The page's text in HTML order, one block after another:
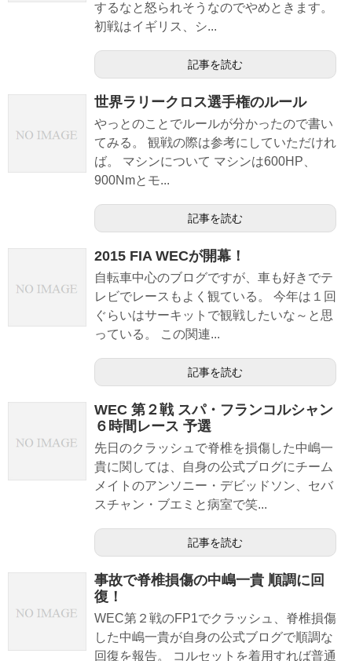
するなと怒られそうなのでやめときます。
初戦はイギリス、シ...
記事を読む
世界ラリークロス選手権のルール
やっとのことでルールが分かったので書い
てみる。 観戦の際は参考にしていただけれ
ば。 マシンについて マシンは600HP、
900Nmとモ...
記事を読む
2015 FIA WECが開幕！
自転車中心のブログですが、車も好きでテ
レビでレースもよく観ている。 今年は１回
ぐらいはサーキットで観戦したいな～と思
っている。 この関連...
記事を読む
WEC 第２戦 スパ・フランコルシャン
６時間レース 予選
先日のクラッシュで脊椎を損傷した中嶋一
貴に関しては、自身の公式ブログにチーム
メイトのアンソニー・デビッドソン、セバ
スチャン・ブエミと病室で笑...
記事を読む
事故で脊椎損傷の中嶋一貴 順調に回
復！
WEC第２戦のFP1でクラッシュ、脊椎損傷
した中嶋一貴が自身の公式ブログで順調な
回復を報告。 コルセットを着用すれば普通